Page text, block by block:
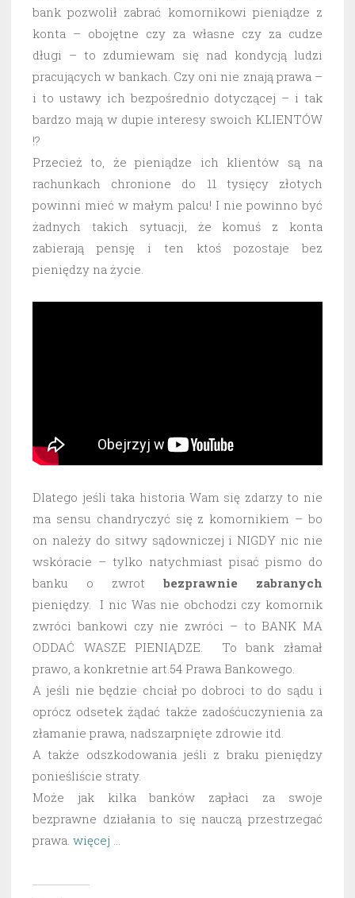
bank pozwolił zabrać komornikowi pieniądze z
konta – obojętne czy za własne czy za cudze
długi – to zdumiewam się nad kondycją ludzi
pracujących w bankach. Czy oni nie znają prawa –
i to ustawy ich bezpośrednio dotyczącej – i tak
bardzo mają w dupie interesy swoich KLIENTÓW
!?
Przecież to, że pieniądze ich klientów są na
rachunkach chronione do 11 tysięcy złotych
powinni mieć w małym palcu! I nie powinno być
żadnych takich sytuacji, że komuś z konta
zabierają pensję i ten ktoś pozostaje bez
pieniędzy na życie.
Dlatego jeśli taka historia Wam się zdarzy to nie
ma sensu chandryczyć się z komornikiem – bo
on należy do sitwy sądowniczej i NIGDY nic nie
wskóracie – tylko natychmiast pisać pismo do
banku o zwrot bezprawnie
zabranych
pieniędzy. I nic Was nie obchodzi czy komornik
zwróci bankowi czy nie zwróci – to BANK MA
ODDAĆ WASZE PIENIĄDZE. To bank złamał
prawo, a konkretnie art.54 Prawa Bankowego.
A jeśli nie będzie chciał po dobroci to do sądu i
oprócz odsetek żądać także zadośćuczynienia za
złamanie prawa, nadszarpnięte zdrowie itd.
A także odszkodowania jeśli z braku pieniędzy
ponieśliście straty.
Może jak kilka banków zapłaci za swoje
bezprawne działania to się nauczą przestrzegać
prawa. więcej …